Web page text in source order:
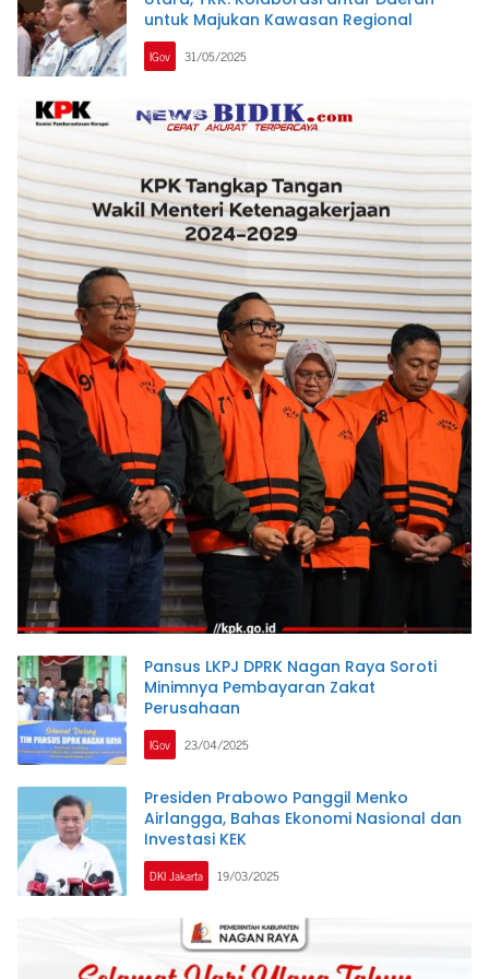
untuk Majukan Kawasan Regional
IGov 31/05/2025
Pansus LKPJ DPRK Nagan Raya Soroti
Minimnya Pembayaran Zakat
Perusahaan
IGov 23/04/2025
Presiden Prabowo Panggil Menko
Airlangga, Bahas Ekonomi Nasional dan
Investasi KEK
DKI Jakarta 19/03/2025